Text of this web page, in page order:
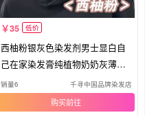
35 低价
西柚粉银灰色染发剂男士显白自
己在家染发膏纯植物奶奶灰薄藤
粉色
销量6 千寻中国品牌染发店
购买